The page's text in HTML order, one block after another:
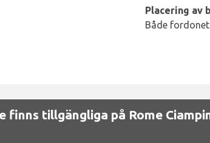
Placering av
Både
tillgängliga på Rome